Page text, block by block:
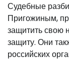
Судебные
Пригожиным,
защитить свою
защиту. Они
российских